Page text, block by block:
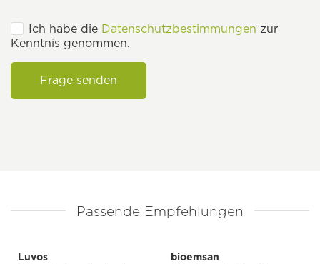
Ich habe die Datenschutzbestimmungen zur
Kenntnis genommen.
Frage senden
Passende Empfehlungen
Luvos
bioemsan